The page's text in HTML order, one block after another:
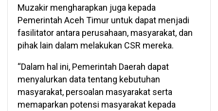
Muzakir mengharapkan juga kepada
Pemerintah Aceh Timur untuk dapat menjadi
fasilitator antara perusahaan, masyarakat, dan
pihak lain dalam melakukan CSR mereka.
“Dalam hal ini, Pemerintah Daerah dapat
menyalurkan data tentang kebutuhan
masyarakat, persoalan masyarakat serta
memaparkan potensi masyarakat kepada